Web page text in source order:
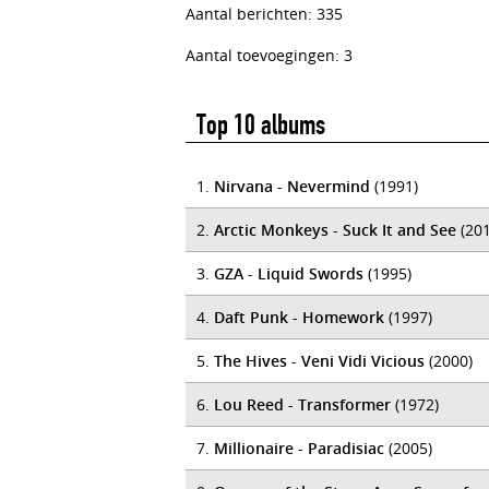
Aantal berichten: 335
Aantal toevoegingen: 3
Top 10 albums
1. Nirvana - Nevermind (1991)
2. Arctic Monkeys - Suck It and See
3. GZA - Liquid Swords (1995)
4. Daft Punk - Homework (1997)
5. The Hives - Veni Vidi Vicious (2000)
6. Lou Reed - Transformer (1972)
7. Millionaire - Paradisiac (2005)